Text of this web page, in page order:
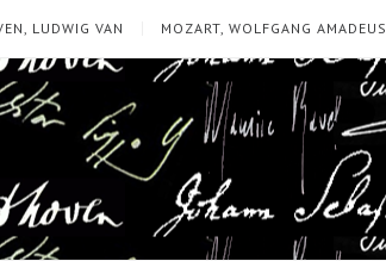
LUDWIG VAN MOZART, WOLFGANG AMADEUS